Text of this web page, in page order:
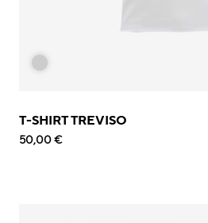
T-SHIRT TREVISO
50,00 €